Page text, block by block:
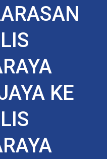
KE